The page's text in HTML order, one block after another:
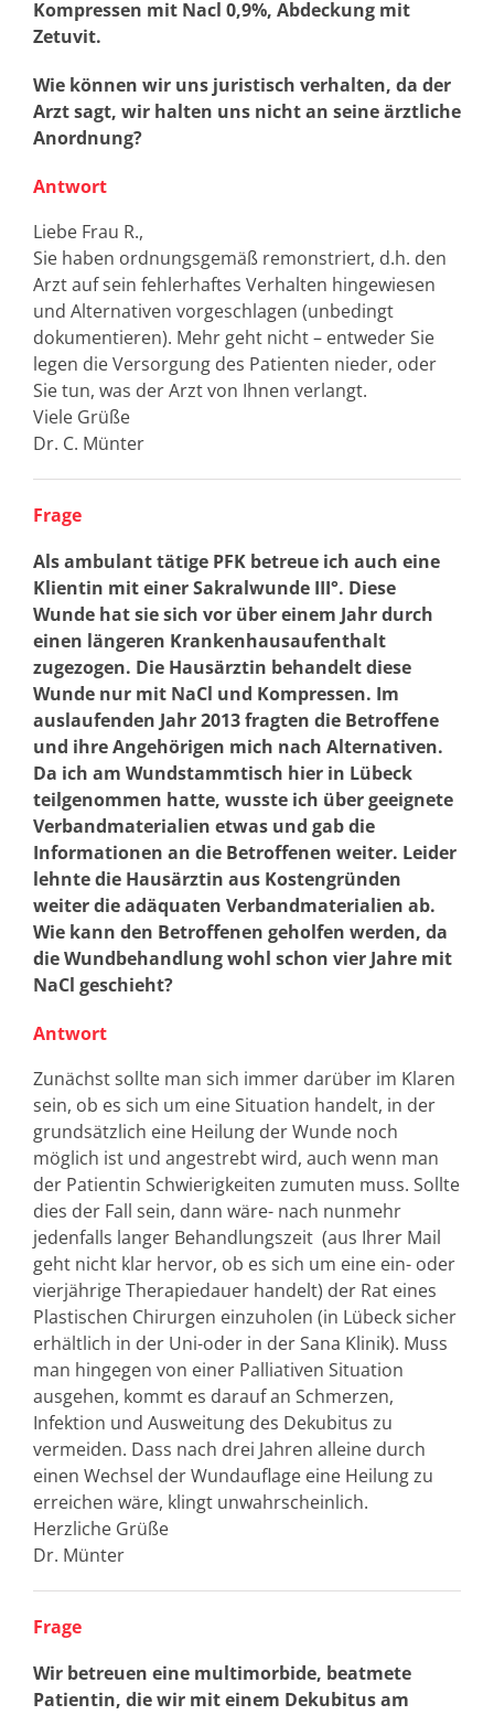
Kompressen mit Nacl 0,9%, Abdeckung mit
Zetuvit.
Wie können wir uns juristisch verhalten, da der
Arzt sagt, wir halten uns nicht an seine ärztliche
Anordnung?
Antwort
Liebe Frau R.,
Sie haben ordnungsgemäß remonstriert, d.h. den
Arzt auf sein fehlerhaftes Verhalten hingewiesen
und Alternativen vorgeschlagen (unbedingt
dokumentieren). Mehr geht nicht – entweder Sie
legen die Versorgung des Patienten nieder, oder
Sie tun, was der Arzt von Ihnen verlangt.
Viele Grüße
Dr. C. Münter
Frage
Als ambulant tätige PFK betreue ich auch eine
Klientin mit einer Sakralwunde III°. Diese
Wunde hat sie sich vor über einem Jahr durch
einen längeren Krankenhausaufenthalt
zugezogen. Die Hausärztin behandelt diese
Wunde nur mit NaCl und Kompressen. Im
auslaufenden Jahr 2013 fragten die Betroffene
und ihre Angehörigen mich nach Alternativen.
Da ich am Wundstammtisch hier in Lübeck
teilgenommen hatte, wusste ich über geeignete
Verbandmaterialien etwas und gab die
Informationen an die Betroffenen weiter. Leider
lehnte die Hausärztin aus Kostengründen
weiter die adäquaten Verbandmaterialien ab.
Wie kann den Betroffenen geholfen werden, da
die Wundbehandlung wohl schon vier Jahre mit
NaCl geschieht?
Antwort
Zunächst sollte man sich immer darüber im Klaren
sein, ob es sich um eine Situation handelt, in der
grundsätzlich eine Heilung der Wunde noch
möglich ist und angestrebt wird, auch wenn man
der Patientin Schwierigkeiten zumuten muss. Sollte
dies der Fall sein, dann wäre- nach nunmehr
jedenfalls langer Behandlungszeit (aus Ihrer Mail
geht nicht klar hervor, ob es sich um eine ein- oder
vierjährige Therapiedauer handelt) der Rat eines
Plastischen Chirurgen einzuholen (in Lübeck sicher
erhältlich in der Uni-oder in der Sana Klinik). Muss
man hingegen von einer Palliativen Situation
ausgehen, kommt es darauf an Schmerzen,
Infektion und Ausweitung des Dekubitus zu
vermeiden. Dass nach drei Jahren alleine durch
einen Wechsel der Wundauflage eine Heilung zu
erreichen wäre, klingt unwahrscheinlich.
Herzliche Grüße
Dr. Münter
Frage
Wir betreuen eine multimorbide, beatmete
Patientin, die wir mit einem Dekubitus am